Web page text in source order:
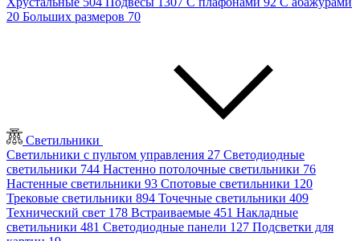
20 Больших размеров 70
Светильники
Светильники с пультом управления 27 Светодиодные
светильники 744 Настенно потолочные светильники 76
Настенные светильники 93 Спотовые светильники 120
Трековые светильники 894 Точечные светильники 409
Технический свет 178 Встраиваемые 451 Накладные
светильники 481 Светодиодные панели 127 Подсветки для